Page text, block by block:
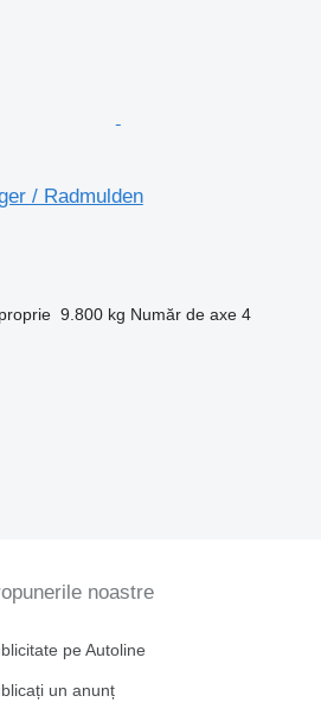
/ Radmulden
9.800 kg Număr de axe 4
noastre
pe Autoline
un anunț